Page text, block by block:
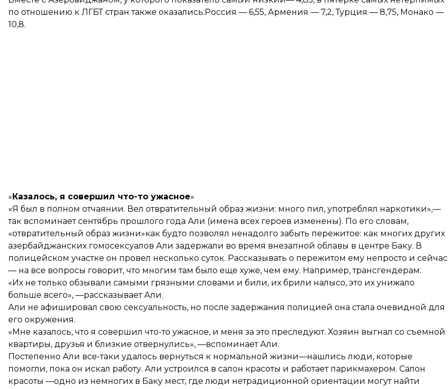
по отношению к ЛГБТ стран также оказались:Россия — 6,55, Армения — 7,2, Турция — 8,75, Монако —
10,8.
«Казалось, я совершил что-то ужасное»
«Я был в полном отчаянии. Вел отвратительный образ жизни: много пил, употреблял наркотики»,—
так вспоминает сентябрь прошлого года Али (имена всех героев изменены). По его словам,
«отвратительный образ жизни»как будто позволял ненадолго забыть пережитое: как многих других
азербайджанских гомосексуалов Али задержали во время внезапной облавы в центре Баку. В
полицейском участке он провел несколько суток. Рассказывать о пережитом ему непросто и сейчас
— на все вопросы говорит, что многим там было еще хуже, чем ему. Например, трансгендерам:
«Их не только обзывали самыми грязными словами и били, их брили налысо, это их унижало
больше всего», —рассказывает Али.
Али не афишировал свою сексуальность, но после задержания полицией она стала очевидной для
его окружения.
«Мне казалось, что я совершил что-то ужасное, и меня за это преследуют. Хозяин выгнал со съемной
квартиры, друзья и близкие отвернулись», —вспоминает Али.
Постепенно Али все-таки удалось вернуться к нормальной жизни—нашлись люди, которые
помогли, пока он искал работу. Али устроился в салон красоты и работает парикмахером. Салон
красоты —одно из немногих в Баку мест, где люди нетрадиционной ориентации могут найти